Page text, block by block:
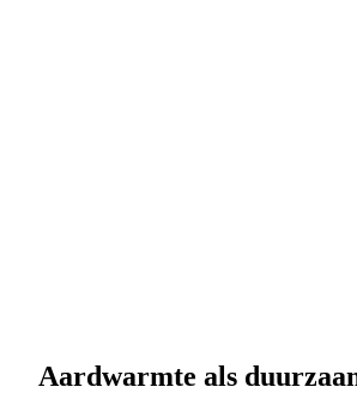
Aardwarmte als